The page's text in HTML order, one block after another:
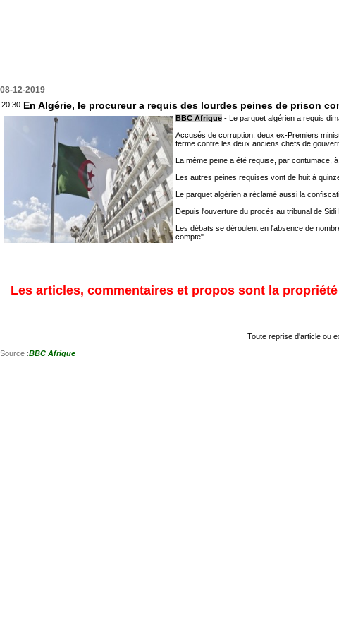
08-12-2019
20:30 En Algérie, le procureur a requis des lourdes peines de prison
BBC Afrique - Le parquet algérien a requis
Accusés de corruption, deux ex-Premiers
ferme contre les deux anciens chefs de
La même peine a été requise, par contumace,
Les autres peines requises vont de huit à
Le parquet algérien a réclamé aussi la
Depuis l'ouverture du procès au tribunal de
Les débats se déroulent en l'absence de
compte".
Les articles, commentaires et propos sont la
Toute reprise d'article ou
Source :BBC Afrique